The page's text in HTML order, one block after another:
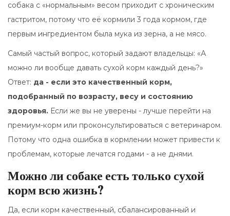
собака с «нормальным» весом приходит с хроническим
гастритом, потому что её кормили 3 года кормом, где
первым ингредиентом была мука из зерна, а не мясо.
Самый частый вопрос, который задают владельцы: «А
можно ли вообще давать сухой корм каждый день?»
Ответ: да - если это качественный корм,
подобранный по возрасту, весу и состоянию
здоровья. Если же вы не уверены - лучше перейти на
премиум-корм или проконсультироваться с ветеринаром.
Потому что одна ошибка в кормлении может привести к
проблемам, которые лечатся годами - а не днями.
Можно ли собаке есть только сухой
корм всю жизнь?
Да, если корм качественный, сбалансированный и